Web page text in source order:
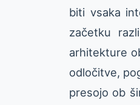
biti vsaka
začetku
arhitekture
odločitve,
presojo ob